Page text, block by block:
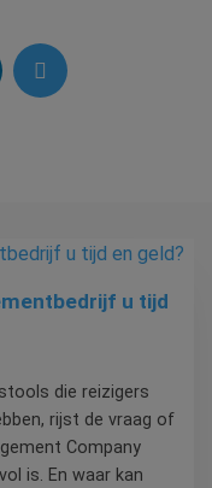
u tijd
die reizigers
rijst de vraag of
Company
is. En waar kan